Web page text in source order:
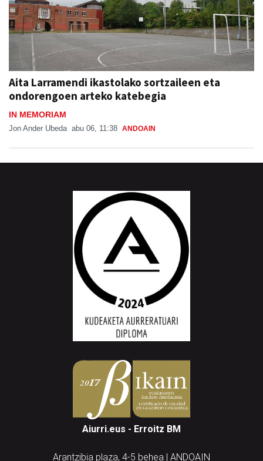
Aita Larramendi ikastolako sortzaileen eta
ondorengoen arteko katebegia
IN MEMORIAM
Jon Ander Ubeda abu 06, 11:38 ANDOAIN
Aiurri.eus - Erroitz BM
Arantzibia plaza, 4-5 behea | ANDOAIN